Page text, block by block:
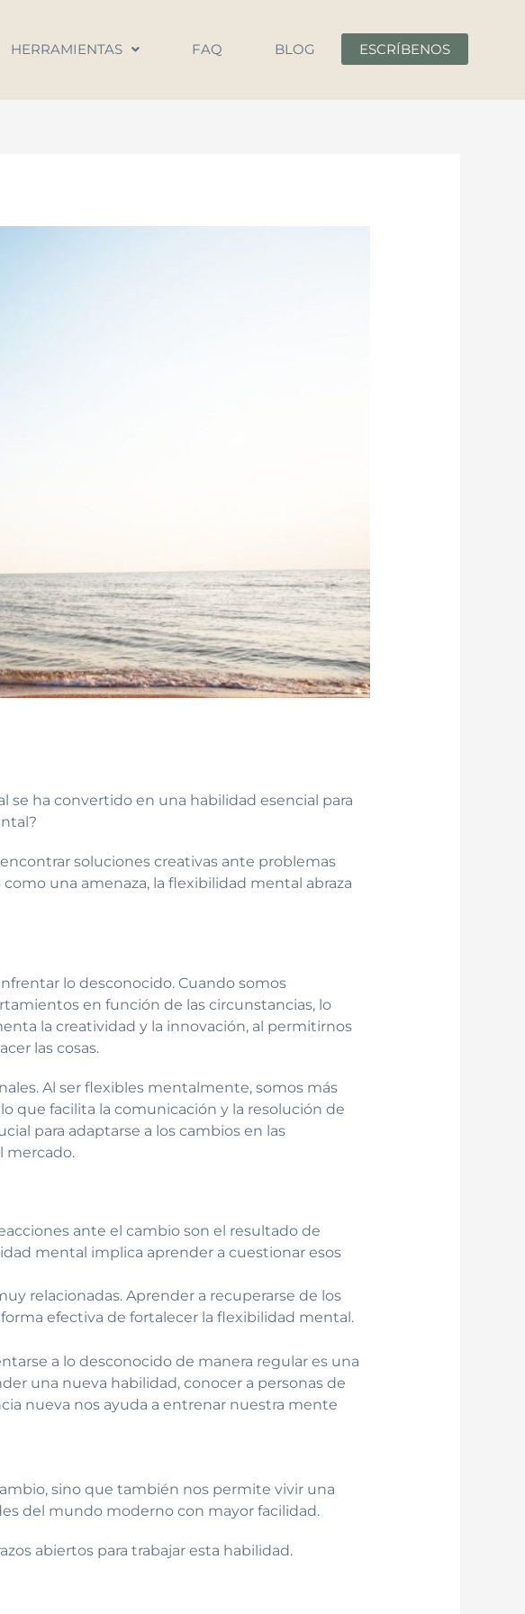
HERRAMIENTAS FAQ BLOG ESCRÍBENOS
ha convertido en una habilidad esencial para
soluciones creativas ante problemas
una amenaza, la flexibilidad mental abraza
lo desconocido. Cuando somos
en función de las circunstancias, lo
la creatividad y la innovación, al permitirnos
las cosas.
Al ser flexibles mentalmente, somos más
que facilita la comunicación y la resolución de
para adaptarse a los cambios en las
mercado.
ante el cambio son el resultado de
mental implica aprender a cuestionar esos
relacionadas. Aprender a recuperarse de los
efectiva de fortalecer la flexibilidad mental.
a lo desconocido de manera regular es una
una nueva habilidad, conocer a personas de
nueva nos ayuda a entrenar nuestra mente
sino que también nos permite vivir una
del mundo moderno con mayor facilidad.
abiertos para trabajar esta habilidad.